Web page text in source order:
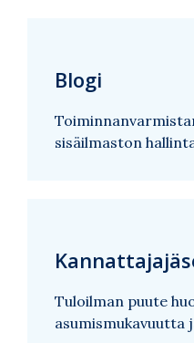
Blogi
sisäilmaston
Tuloilman puute
asumismukavuutta